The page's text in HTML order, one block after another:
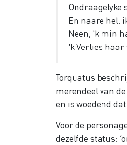
Ondraagelyke
En naare hel.
Neen, 'k min
'k Verlies haar
Torquatus
merendeel van
en is woedend
Voor de
dezelfde status: